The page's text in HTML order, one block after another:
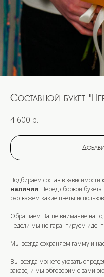
Составной букет
4 600 р.
Подбираем состав в зависимости
наличии. Перед сборкой
расскажем какие цветы
Обращаем Ваше внимание на то,
недели мы не гарантируем
Мы всегда сохраняем гамму и
Вы всегда можете указать
заказе, и мы обговорим с вами